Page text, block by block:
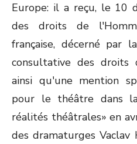
Europe: il a reçu, le 10
des droits de
française, décerné par
consultative des droits
ainsi qu'une mention
pour le théâtre dans
réalités théâtrales» en
des dramaturges